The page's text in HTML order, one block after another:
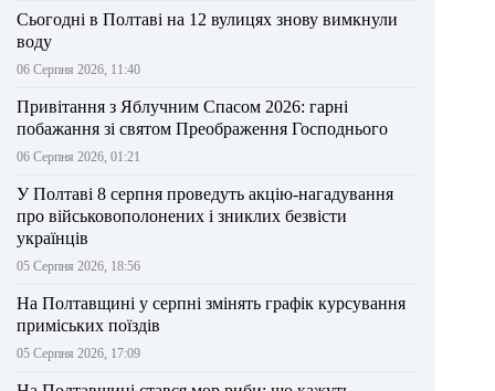
Сьогодні в Полтаві на 12 вулицях знову вимкнули
воду
06 Серпня 2026, 11:40
Привітання з Яблучним Спасом 2026: гарні
побажання зі святом Преображення Господнього
06 Серпня 2026, 01:21
У Полтаві 8 серпня проведуть акцію-нагадування
про військовополонених і зниклих безвісти
українців
05 Серпня 2026, 18:56
На Полтавщині у серпні змінять графік курсування
приміських поїздів
05 Серпня 2026, 17:09